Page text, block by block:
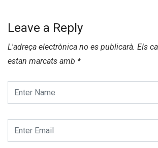
Leave a Reply
L'adreça electrònica no es publicarà. Els
estan marcats amb *